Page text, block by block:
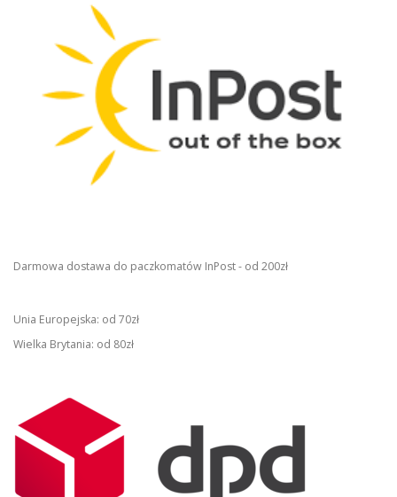
Darmowa dostawa do paczkomatów InPost - od 200zł
Unia Europejska: od 70zł
Wielka Brytania: od 80zł